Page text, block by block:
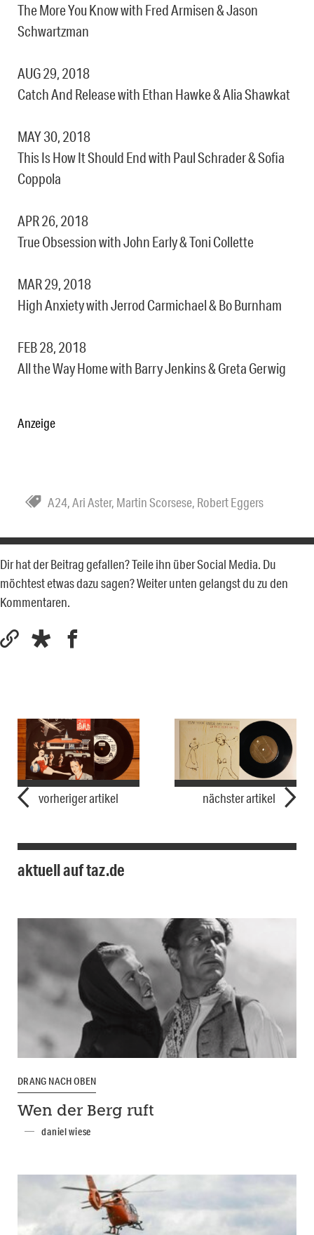
The More You Know with Fred Armisen & Jason
Schwartzman
AUG 29, 2018
Catch And Release with Ethan Hawke & Alia Shawkat
MAY 30, 2018
This Is How It Should End with Paul Schrader & Sofia
Coppola
APR 26, 2018
True Obsession with John Early & Toni Collette
MAR 29, 2018
High Anxiety with Jerrod Carmichael & Bo Burnham
FEB 28, 2018
All the Way Home with Barry Jenkins & Greta Gerwig
Anzeige
A24,Ari Aster, Martin Scorsese, Robert Eggers
Dir hat der Beitrag gefallen? Teile ihn über Social Media. Du
möchtest etwas dazu sagen? Weiter unten gelangst du zu den
Kommentaren.
vorheriger artikel nächster artikel
aktuell auf taz.de
DRANG NACH OBEN
Wen der Berg ruft
daniel wiese